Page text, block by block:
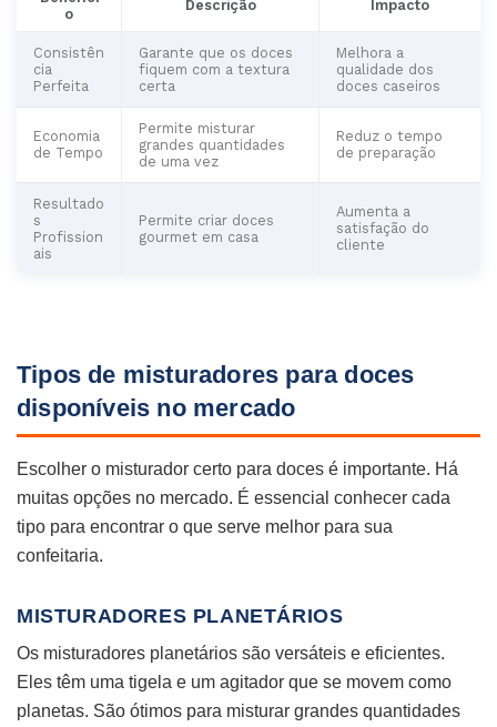
o
Descrição Impacto
Consistên
cia
Perfeita
Garante que os doces
fiquem com a textura
certa
Melhora a
qualidade dos
doces caseiros
Economia
de Tempo
Permite misturar
grandes quantidades
de uma vez
Reduz o tempo
de preparação
Resultado
s
Profission
ais
Permite criar doces
gourmet em casa
Aumenta a
satisfação do
cliente
Tipos de misturadores para doces
disponíveis no mercado
Escolher o misturador certo para doces é importante. Há
muitas opções no mercado. É essencial conhecer cada
tipo para encontrar o que serve melhor para sua
confeitaria.
MISTURADORES PLANETÁRIOS
Os misturadores planetários são versáteis e eficientes.
Eles têm uma tigela e um agitador que se movem como
planetas. São ótimos para misturar grandes quantidades